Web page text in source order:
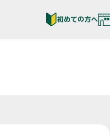
初めての方へ